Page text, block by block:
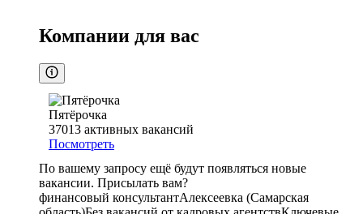
Компании для вас
Пятёрочка
37013 активных вакансий
Посмотреть
По вашему запросу ещё будут появляться новые
вакансии. Присылать вам?
финансовый консультантАлексеевка (Самарская